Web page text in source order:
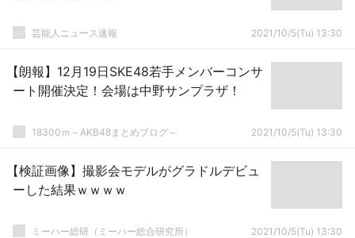
芸能人ニュース速報 2021/10/5(Tu) 13:30
【朗報】12月19日SKE48若手メンバーコンサ
ート開催決定！会場は中野サンプラザ！
18300ｍ～AKB48まとめブログ～ 2021/10/5(Tu) 13:30
【検証画像】撮影会モデルがグラドルデビュ
ーした結果ｗｗｗｗ
ミーハー総研（ミーハー総合研究所） 2021/10/5(Tu) 13:30